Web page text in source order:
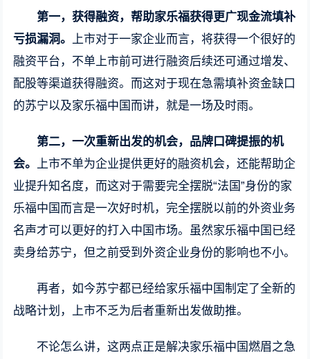
第一，获得融资，帮助家乐福获得更广现金流填补
亏损漏洞。 上市对于一家企业而言，将获得一个很好的
融资平台，不单上市前可进行融资后续还可通过增发、
配股等渠道获得融资。而这对于现在急需填补资金缺口
的苏宁以及家乐福中国而讲，就是一场及时雨。
第二，一次重新出发的机会，品牌口碑提振的机
会。 上市不单为企业提供更好的融资机会，还能帮助企
业提升知名度，而这对于需要完全摆脱“法国”身份的家
乐福中国而言是一次好时机，完全摆脱以前的外资业务
名声才可以更好的打入中国市场。虽然家乐福中国已经
卖身给苏宁，但之前受到外资企业身份的影响也不小。
再者，如今苏宁都已经给家乐福中国制定了全新的
战略计划，上市不乏为后者重新出发做助推。
不论怎么讲，这两点正是解决家乐福中国燃眉之急